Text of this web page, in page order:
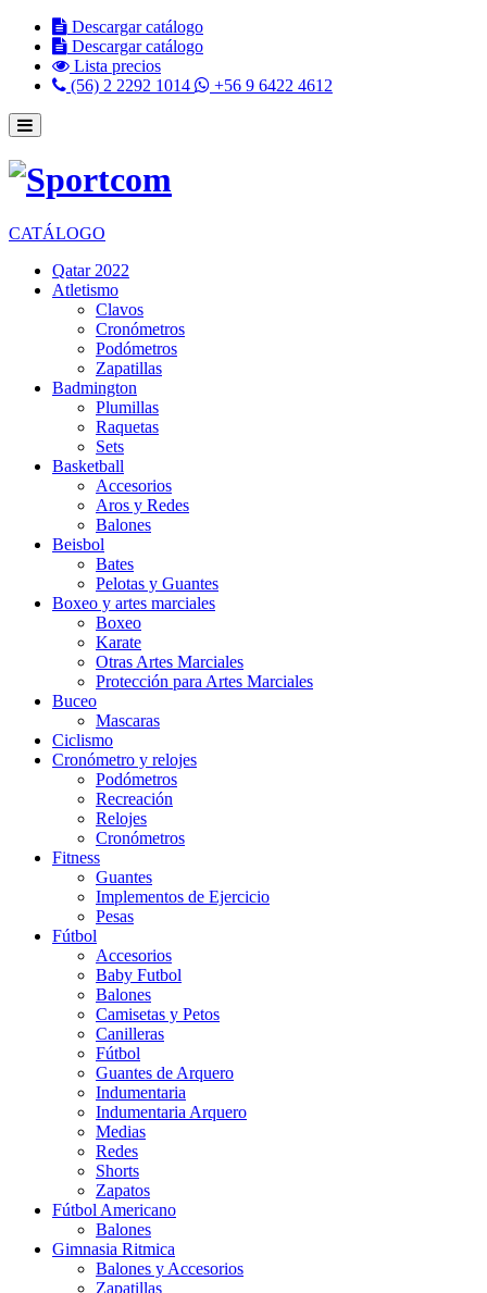
Descargar catálogo
Descargar catálogo
Lista precios
(56) 2 2292 1014
+56 9 6422 4612
CATÁLOGO
Qatar 2022
Atletismo
Clavos
Cronómetros
Podómetros
Zapatillas
Badmington
Plumillas
Raquetas
Sets
Basketball
Accesorios
Aros y Redes
Balones
Beisbol
Bates
Pelotas y Guantes
Boxeo y artes marciales
Boxeo
Karate
Otras Artes Marciales
Protección para Artes Marciales
Buceo
Mascaras
Ciclismo
Cronómetro y relojes
Podómetros
Recreación
Relojes
Cronómetros
Fitness
Guantes
Implementos de Ejercicio
Pesas
Fútbol
Accesorios
Baby Futbol
Balones
Camisetas y Petos
Canilleras
Fútbol
Guantes de Arquero
Indumentaria
Indumentaria Arquero
Medias
Redes
Shorts
Zapatos
Fútbol Americano
Balones
Gimnasia Ritmica
Balones y Accesorios
Zapatillas